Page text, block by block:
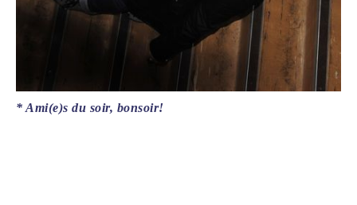
* Ami(e)s du soir, bonsoir!